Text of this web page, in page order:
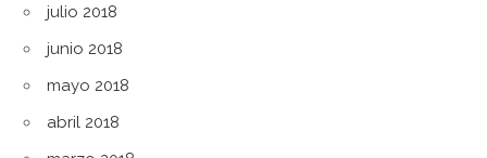
julio 2018
junio 2018
mayo 2018
abril 2018